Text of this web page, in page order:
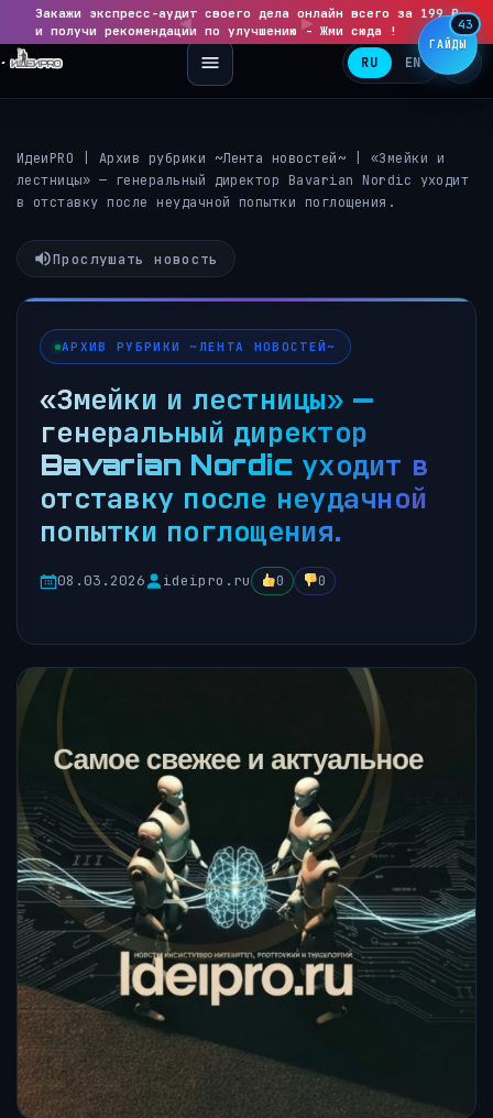
Закажи экспресс-аудит своего дела онлайн всего за 199 ₽
и получи рекомендации по улучшению - Жми сюда !
▶
RU EN
ИдеиPRO Архив рубрики ~Лента новостей~
«Змейки и
лестницы» — генеральный директор Bavarian Nordic уходит
в отставку после неудачной попытки поглощения.
Прослушать новость
АРХИВ РУБРИКИ ~ЛЕНТА НОВОСТЕЙ~
«Змейки и лестницы» —
генеральный директор
Bavarian Nordic уходит в
отставку после неудачной
попытки поглощения.
08.03.2026 ideipro.ru 0 0
ГАЙДЫ
43